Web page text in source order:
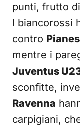
punti, frutto
I biancorossi
contro
mentre i
Juventus
sconfitte,
Ravenna
carpigiani,